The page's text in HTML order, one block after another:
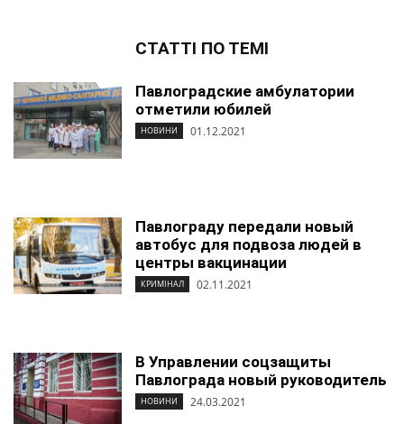
СТАТТІ ПО ТЕМІ
Павлоградские амбулатории
отметили юбилей
НОВИНИ 01.12.2021
Павлограду передали новый
автобус для подвоза людей в
центры вакцинации
КРИМІНАЛ 02.11.2021
В Управлении соцзащиты
Павлограда новый руководитель
НОВИНИ 24.03.2021